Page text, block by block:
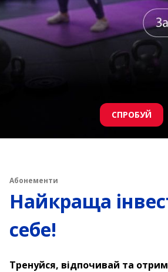
Абонементи
Найкраща
себе!
Тренуйся, відпочивай та